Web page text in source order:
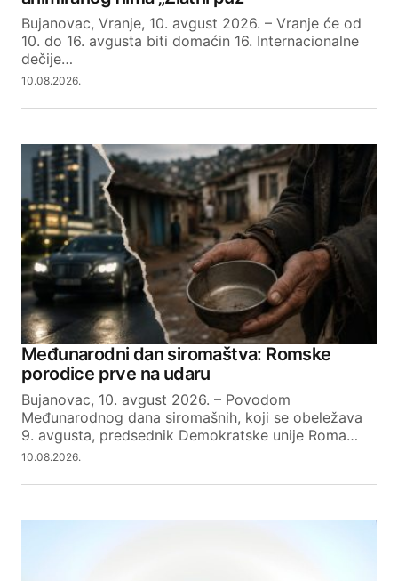
Bujanovac, Vranje, 10. avgust 2026. – Vranje će od
10. do 16. avgusta biti domaćin 16. Internacionalne
dečije…
10.08.2026.
Međunarodni dan siromaštva: Romske
porodice prve na udaru
Bujanovac, 10. avgust 2026. – Povodom
Međunarodnog dana siromašnih, koji se obeležava
9. avgusta, predsednik Demokratske unije Roma…
10.08.2026.